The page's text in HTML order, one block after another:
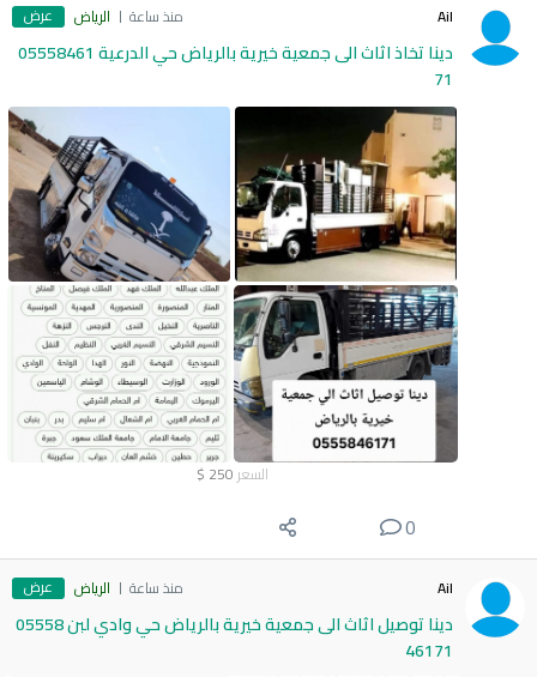
Ail منذ ساعة الرياض عرض
دينا تخاذ اثاث الى جمعية خيرية بالرياض حي الدرعية 05558461
71
السعر 250
$
0
Ail منذ ساعة الرياض عرض
دينا توصيل اثاث الى جمعية خيرية بالرياض حي وادي لبن 05558
46171